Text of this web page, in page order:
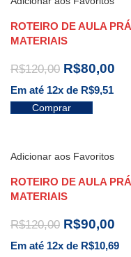
ROTEIRO DE AULA
MATERIAIS
R$120,00 R$80,00
Em até 12x de R$9,51
Comprar
Adicionar aos Favoritos
ROTEIRO DE AULA
MATERIAIS
R$120,00 R$90,00
Em até 12x de R$10,69